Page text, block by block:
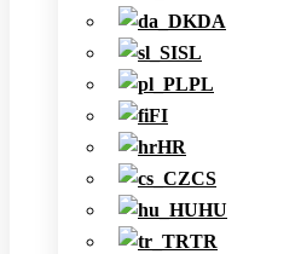
DA
SL
PL
FI
HR
CS
HU
TR